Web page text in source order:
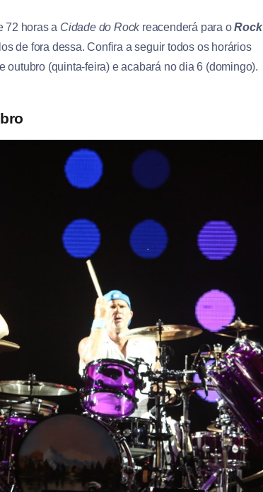
72 horas a Cidade do Rock reacenderá para oRock
de fora dessa. Confira a seguir todos os horários
(quinta-feira) e acabará no dia 6 (domingo).